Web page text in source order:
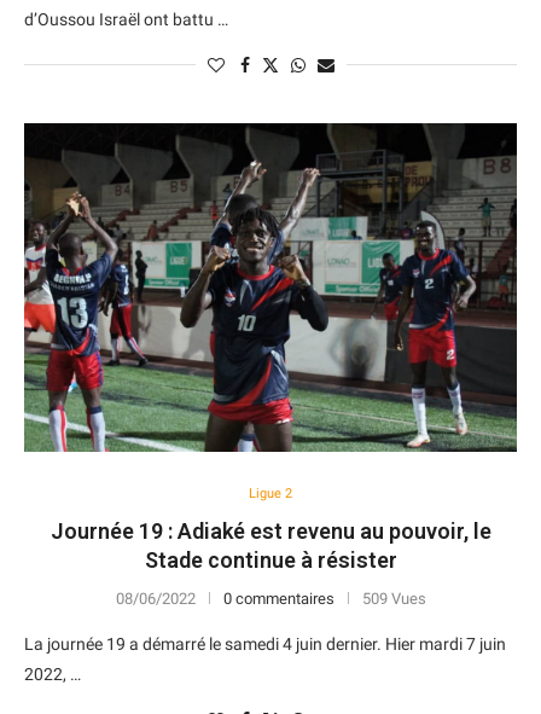
d’Oussou Israël ont battu …
Ligue 2
Journée 19 : Adiaké est revenu au pouvoir, le
Stade continue à résister
08/06/2022 0 commentaires 509 Vues
La journée 19 a démarré le samedi 4 juin dernier. Hier mardi 7 juin
2022, …